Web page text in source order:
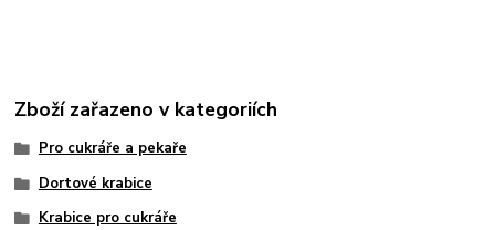
Zboží zařazeno v kategoriích
Pro cukráře a pekaře
Dortové krabice
Krabice pro cukráře